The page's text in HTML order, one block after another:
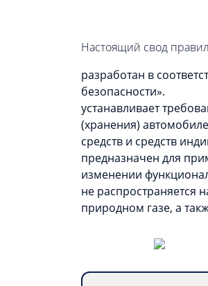
Настоящий свод правил
разработан в
безопасности».
устанавливает
(хранения)
средств и средств
предназначен для
изменении
не распространяется
природном газе, а